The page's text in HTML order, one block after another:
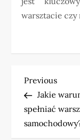
warsztacie
N
a
w
Previous
Post
Previous
Jakie
spełniać